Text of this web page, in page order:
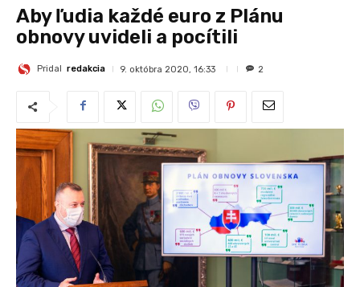
Aby ľudia každé euro z Plánu
obnovy uvideli a pocítili
Pridal redakcia 9. októbra 2020, 16:33 2